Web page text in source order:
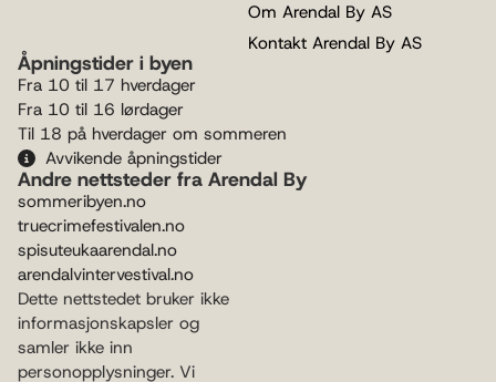
Om Arendal By AS
Kontakt Arendal By AS
Åpningstider i byen
Fra 10 til 17 hverdager
Fra 10 til 16 lørdager
Til 18 på hverdager om sommeren
Avvikende åpningstider
Andre nettsteder fra Arendal By
sommeribyen.no
truecrimefestivalen.no
spisuteukaarendal.no
arendalvintervestival.no
Dette nettstedet bruker ikke
informasjonskapsler og
samler ikke inn
personopplysninger. Vi